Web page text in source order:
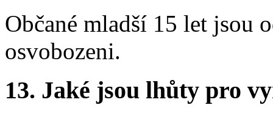
Občané mladší 15 let jsou
osvobozeni.
13. Jaké jsou lhůty pro